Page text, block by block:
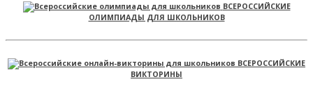
ВСЕРОССИЙСКИЕ
ОЛИМПИАДЫ ДЛЯ ШКОЛЬНИКОВ
ВСЕРОССИЙСКИЕ
ВИКТОРИНЫ